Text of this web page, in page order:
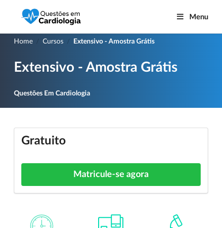
Menu
Home / Cursos / Extensivo - Amostra Grátis
Extensivo - Amostra Grátis
Questões Em Cardiologia
Gratuito
Matricule-se agora